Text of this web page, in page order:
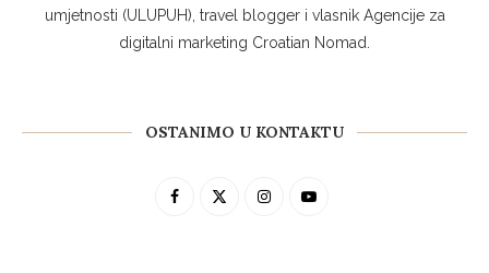
umjetnosti (ULUPUH), travel blogger i vlasnik Agencije za
digitalni marketing Croatian Nomad.
OSTANIMO U KONTAKTU